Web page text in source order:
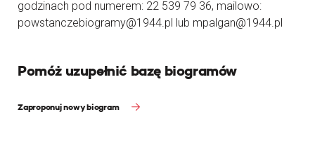
godzinach pod numerem: 22 539 79 36, mailowo:
powstanczebiogramy@1944.pl lub mpalgan@1944.pl
Pomóż uzupełnić bazę biogramów
Zaproponuj nowy biogram